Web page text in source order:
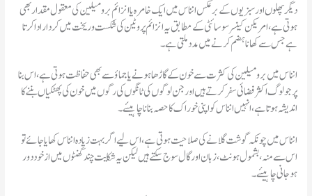
دیگر پھلوں اور سبزیوں کے برعکس انناس میں ایک خامرہ یا انزائم برومیلین کی معقول مقدار بھی
ہوتی ہے، امریکن کینسر سوسائٹی کے مطابق یہ انزائم پروٹین کی شکست و ریخت میں کردار ادا کرتا
ہے جس سے کھانا ہضم کرنے میں مدد ملتی ہے۔
انناس میں برومیلین کی کثرت سے خون کے گاڑھا ہونے یا جماؤ سے بھی حفاظت ہوتی ہے، اس بنا
پر جو لوگ اکثر فضائی سفر کرتے ہیں اور جن لوگوں کی ٹانگوں کی رگوں میں خون کی پھٹکیاں بننے کا
اندیشہ ہوتا ہے، انہیں انناس کو اپنی خوراک کا حصہ بنانا چاہیئے۔
انناس میں چونکہ گوشت گلانے کی صلاحیت ہوتی ہے، اس لیے اگر بہت زیادہ انناس کھایا جائے تو
اس سے منہ، بشمول ہونٹ، زبان اور گال سوج سکتے ہیں لیکن یہ شکایت چند گھنٹوں میں از خود دور
ہو جانی چاہیئے۔